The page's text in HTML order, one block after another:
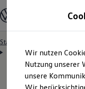
Hauptinhalt
springen
Footer
springen
Modelle &
Modelle
Bulli
Startseite
Datenschutzerklärung
Wir nutzen
Nutzung unserer
unsere
Wir